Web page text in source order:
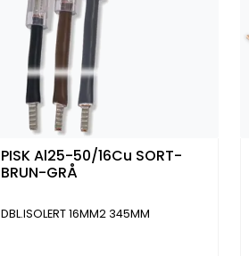
PISK Al25-50/16Cu SORT-
BRUN-GRÅ
DBL.ISOLERT 16MM2 345MM